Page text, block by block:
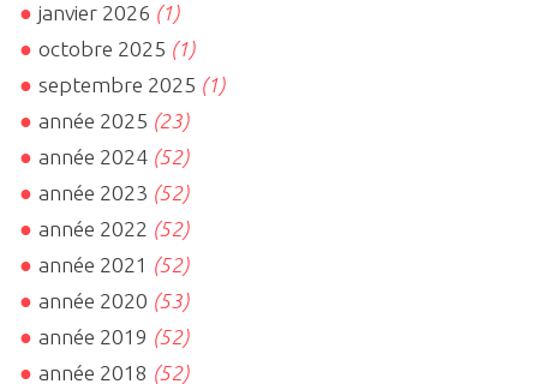
janvier 2026 (1)
octobre 2025 (1)
septembre 2025 (1)
année 2025 (23)
année 2024 (52)
année 2023 (52)
année 2022 (52)
année 2021 (52)
année 2020 (53)
année 2019 (52)
année 2018 (52)